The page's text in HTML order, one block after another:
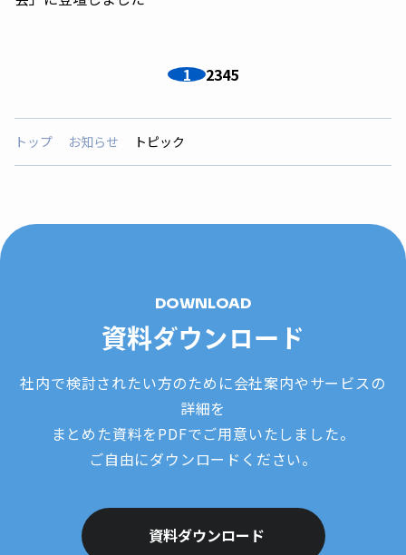
1 2345
トップ お知らせ トピック
DOWNLOAD
資料ダウンロード
社内で検討されたい方のために会社案内やサービスの
詳細を
まとめた資料をPDFでご用意いたしました。
ご自由にダウンロードください。
資料ダウンロード